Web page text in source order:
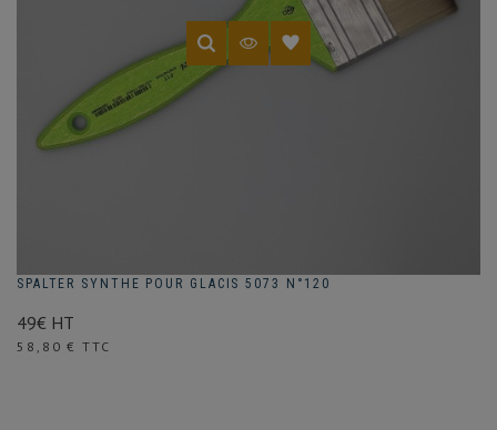
SPALTER SYNTHE POUR GLACIS 5073 N°120
49€ HT
Prix
58,80 € TTC